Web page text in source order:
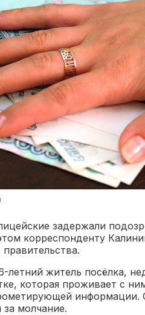
задержали
корреспонденту
житель посёлка,
которая проживает с
информации.
молчание.